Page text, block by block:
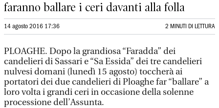
faranno ballare i ceri davanti alla folla
14 agosto 2016 17:36 2 MINUTI DI LETTURA
PLOAGHE. Dopo la grandiosa “Faradda” dei
candelieri di Sassari e “Sa Essida” dei tre candelieri
nulvesi domani (lunedì 15 agosto) toccherà ai
portatori dei due candelieri di Ploaghe far “ballare” a
loro volta i grandi ceri in occasione della solenne
processione dell’Assunta.